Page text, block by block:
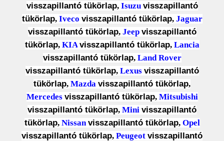
visszapillantó tükörlap, Isuzu visszapillantó
tükörlap, Iveco visszapillantó tükörlap, Jaguar
visszapillantó tükörlap, Jeep visszapillantó
tükörlap, KIA visszapillantó tükörlap, Lancia
visszapillantó tükörlap, Land Rover
visszapillantó tükörlap, Lexus visszapillantó
tükörlap, Mazda visszapillantó tükörlap,
Mercedes visszapillantó tükörlap, Mitsubishi
visszapillantó tükörlap, Mini visszapillantó
tükörlap, Nissan visszapillantó tükörlap, Opel
visszapillantó tükörlap, Peugeot visszapillantó